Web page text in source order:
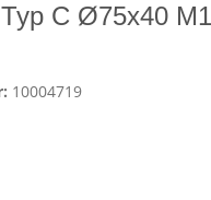
C Ø75x40
10004719